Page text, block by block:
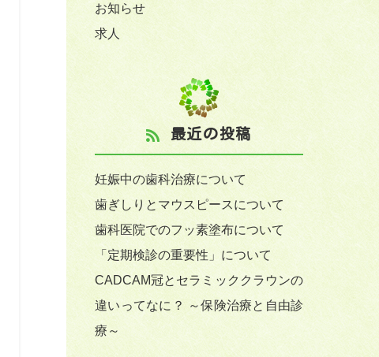
お知らせ
求人
最近の投稿
妊娠中の歯科治療について
歯ぎしりとマウスピースについて
歯科医院でのフッ素塗布について
「定期検診の重要性」について
CADCAM冠とセラミッククラウンの
違いってなに？ ～保険治療と自由診
療～